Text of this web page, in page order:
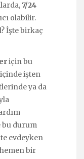
7/24
olabilir.
İşte birkaç
için bu
işten
ya da
bu durum
evdeyken
bir